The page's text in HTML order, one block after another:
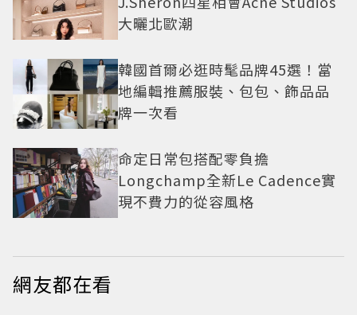
大曬北歐潮
韓國首爾必逛時髦品牌45選！當
地編輯推薦服裝、包包、飾品品
牌一次看
命定日常包搭配零負擔
Longchamp全新Le Cadence實
現不費力的從容風格
網友都在看